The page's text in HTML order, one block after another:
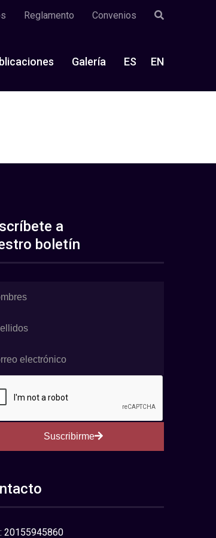
Reglamento Convenios
Galería ES EN
a
boletín
Suscribirme
20155945860